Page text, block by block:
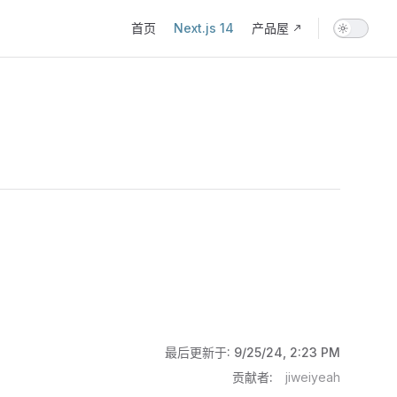
首页 Next.js 14 产品屋
最后更新于: 9/25/24, 2:23 PM
贡献者:
jiweiyeah